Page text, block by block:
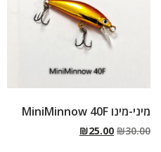
מיני-מינו MiniMinnow 40F
₪30.00
₪25.00